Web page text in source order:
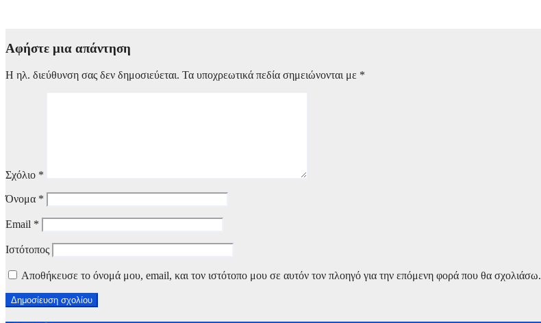
Αφήστε μια απάντηση
Η ηλ. διεύθυνση σας δεν δημοσιεύεται. Τα υποχρεωτικά πεδία σημειώνονται με *
Σχόλιο *
Όνομα *
Email *
Ιστότοπος
Αποθήκευσε το όνομά μου, email, και τον ιστότοπο μου σε αυτόν τον πλοηγό για την επόμενη φορά που θα σχολιάσω.